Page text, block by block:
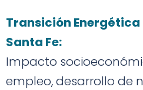
Transición
Santa Fe:
Impacto
empleo, desarrollo de